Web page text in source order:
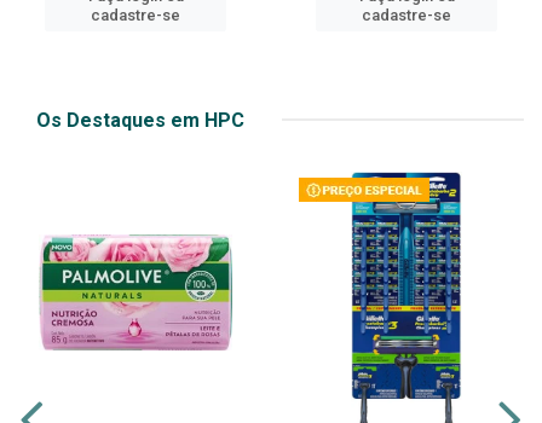
cadastre-se
cadastre-se
Os Destaques em HPC